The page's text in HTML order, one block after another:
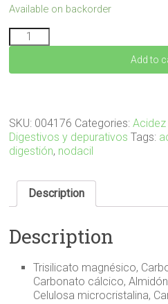
Available on backorder
NODACIL
GEL
sobres
Add to
SKU: 004176 Categories:Acidez
Digestivos y depurativos Tags:
digestión, nodacil
Description
Description
Trisilicato magnésico,
Carbonato cálcico,
Celulosa microcristalina,